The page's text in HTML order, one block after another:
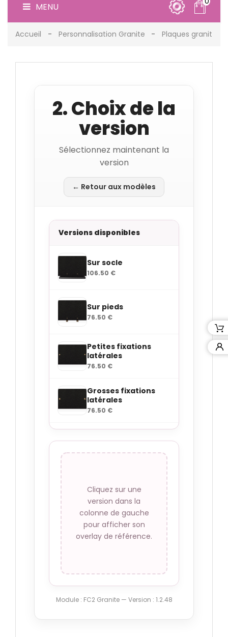
MENU
Accueil Personnalisation Granite Plaques granit
2. Choix de la
version
Sélectionnez maintenant la
version
← Retour aux modèles
Versions disponibles
Sur socle
106.50 €
Sur pieds
76.50 €
Petites fixations
latérales
76.50 €
Grosses fixations
latérales
76.50 €
angles
76.50 €
angles
76.50 €
Petites fixations
centrées
76.50 €
centrées
76.50 €
Cliquez sur une
version dans la
colonne de gauche
pour afficher son
overlay de référence.
Module : FC2 Granite — Version : 1.2.48